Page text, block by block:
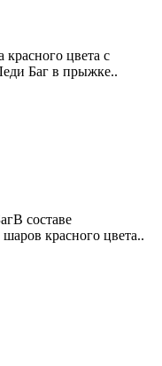
цвета с
Баг в прыжке..
составе
красного цвета..